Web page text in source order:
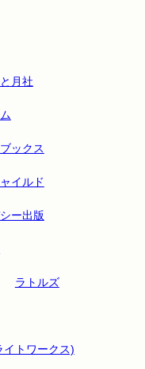
月社
ックス
イルド
ー出版
ラトルズ
イトワークス)